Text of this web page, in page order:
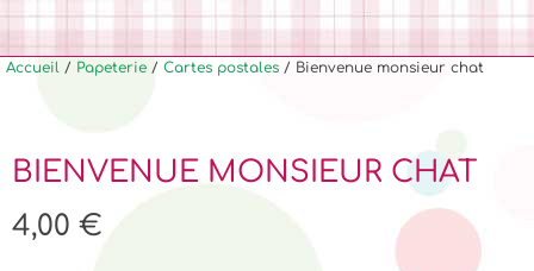
Accueil / Papeterie / Cartes postales / Bienvenue monsieur chat
BIENVENUE MONSIEUR CHAT
4,00 €